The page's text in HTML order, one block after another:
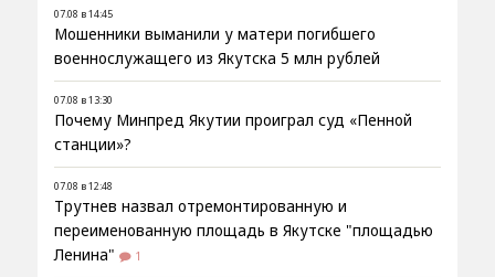
07.08 в 14:45
Мошенники выманили у матери погибшего
военнослужащего из Якутска 5 млн рублей
07.08 в 13:30
Почему Минпред Якутии проиграл суд «Пенной
станции»?
07.08 в 12:48
Трутнев назвал отремонтированную и
переименованную площадь в Якутске "площадью
Ленина"
1